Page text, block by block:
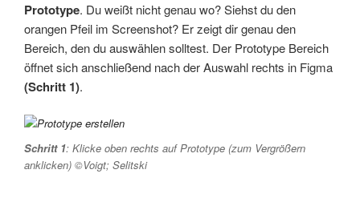
Prototype. Du weißt nicht genau wo? Siehst du den
orangen Pfeil im Screenshot? Er zeigt dir genau den
Bereich, den du auswählen solltest. Der Prototype Bereich
öffnet sich anschließend nach der Auswahl rechts in Figma
(Schritt 1).
Schritt 1: Klicke oben rechts auf Prototype (zum Vergrößern
anklicken) ©Voigt; Selitski